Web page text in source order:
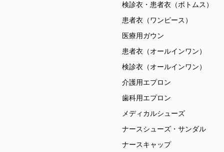
検診衣・患者衣（ボトムス）
患者衣（ワンピース）
医療用ガウン
患者衣（オールインワン）
検診衣（オールインワン）
介護用エプロン
歯科用エプロン
メディカルシューズ
ナースシューズ・サンダル
ナースキャップ